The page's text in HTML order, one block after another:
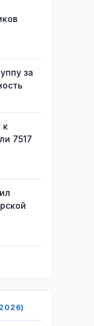
за
к
7517